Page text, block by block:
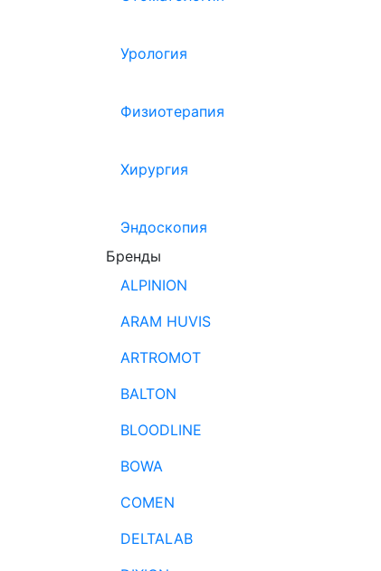
Урология
Физиотерапия
Хирургия
Эндоскопия
Бренды
ALPINION
ARAM HUVIS
ARTROMOT
BALTON
BLOODLINE
BOWA
COMEN
DELTALAB